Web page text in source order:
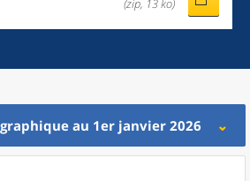
(zip, 13 ko)
au 1er janvier 2026